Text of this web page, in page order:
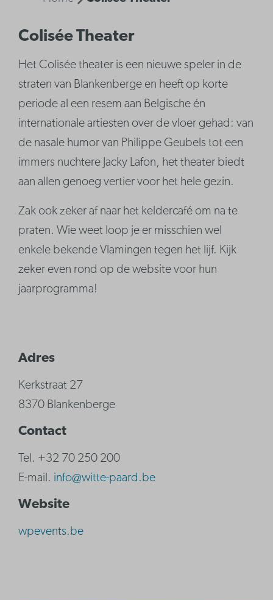
Colisée Theater
Het Colisée theater is een nieuwe speler in de
straten van Blankenberge en heeft op korte
periode al een resem aan Belgische én
internationale artiesten over de vloer gehad: van
de nasale humor van Philippe Geubels tot een
immers nuchtere Jacky Lafon, het theater biedt
aan allen genoeg vertier voor het hele gezin.
Zak ook zeker af naar het keldercafé om na te
praten. Wie weet loop je er misschien wel
enkele bekende Vlamingen tegen het lijf. Kijk
zeker even rond op de website voor hun
jaarprogramma!
Adres
Kerkstraat 27
8370 Blankenberge
Contact
Tel. +32 70 250 200
E-mail. info@witte-paard.be
Website
wpevents.be